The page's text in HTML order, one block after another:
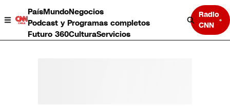
PaísMundoNegocios
Podcast y Programas completos
Futuro 360CulturaServicios
Radio
CNN